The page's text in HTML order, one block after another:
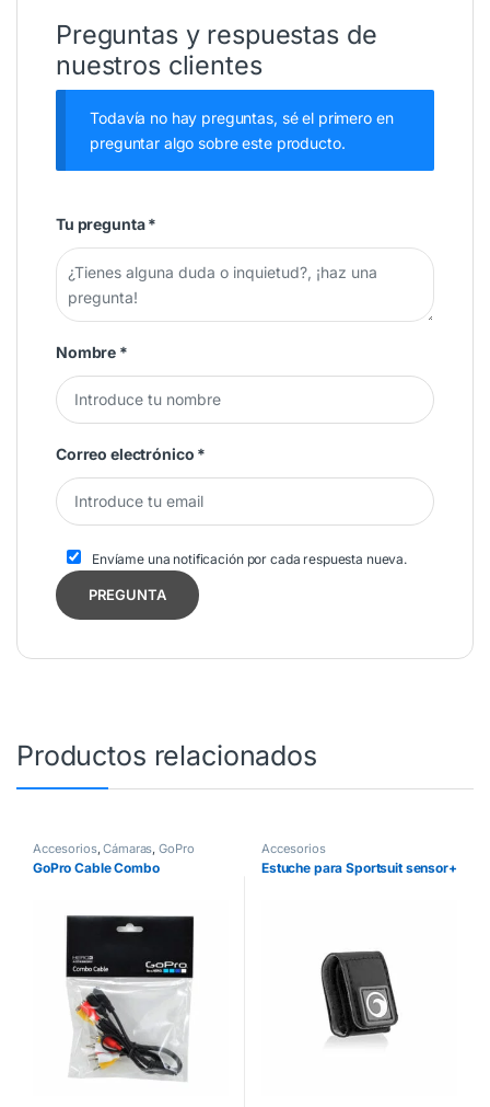
Preguntas y respuestas de
nuestros clientes
Todavía no hay preguntas, sé el primero en
preguntar algo sobre este producto.
Tu pregunta*
Nombre *
Correo electrónico *
Envíame una notificación por cada respuesta nueva.
Productos relacionados
Accesorios,Cámaras,GoPro
GoPro Cable Combo
Accesorios
Estuche para Sportsuit sensor+